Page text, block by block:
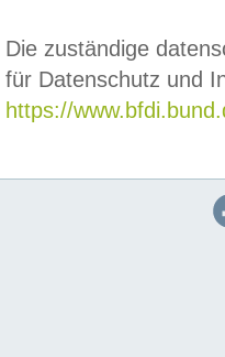
Die zuständige
für Datenschutz und
https://